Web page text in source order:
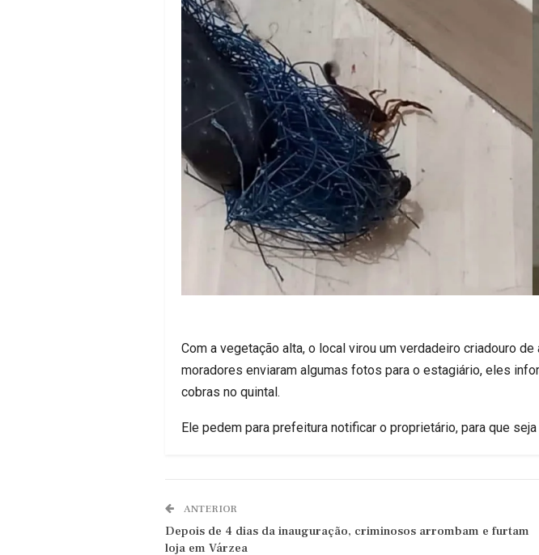
Com a vegetação alta, o local virou um verdadeiro criadouro
moradores enviaram algumas fotos para o estagiário, eles
cobras no quintal.
Ele pedem para prefeitura notificar o proprietário, para que
ANTERIOR
Depois de 4 dias da inauguração, criminosos arrombam e furtam
loja em Várzea